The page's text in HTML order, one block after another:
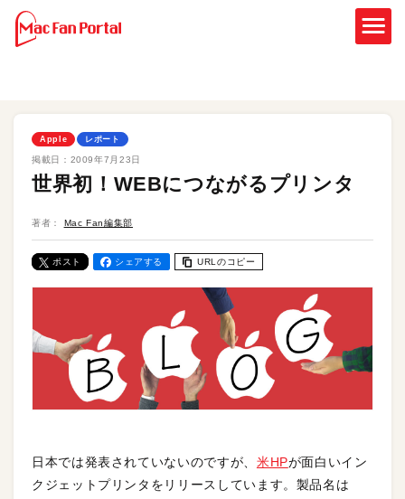
Apple レポート
掲載日： 2009年7月23日
世界初！WEBにつながるプリンタ
著者： Mac Fan編集部
ポスト シェアする URLのコピー
日本では発表されていないのですが、 米HPが面白いイン
クジェットプリンタをリリースしています。製品名は